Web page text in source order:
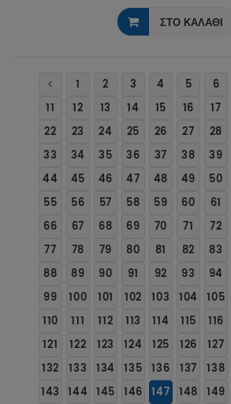
ΣΤΟ ΚΑΛΑΘΙ
1 2 3 4 5 6
11
12 13 14 15 16 17
22
23 24 25 26 27 28
33
34 35 36 37 38 39
44
45 46 47 48 49 50
55
56 57 58 59 60 61
66
67 68 69 70 71 72
77
78 79 80 81 82 83
88
89 90 91 92 93 94
99
100 101 102 103 104 105
110
111 112 113 114 115 116
121
122 123 124 125 126 127
132
133 134 135 136 137 138
143 144 145 146 147 148 149